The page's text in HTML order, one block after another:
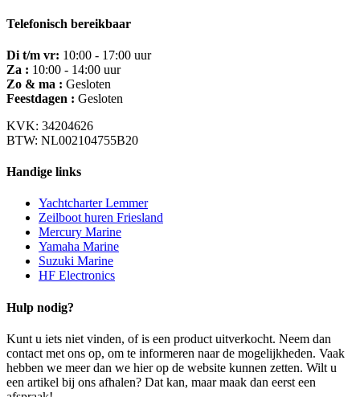
Telefonisch bereikbaar
Di t/m vr: 10:00 - 17:00 uur
Za : 10:00 - 14:00 uur
Zo & ma : Gesloten
Feestdagen : Gesloten
KVK: 34204626
BTW: NL002104755B20
Handige links
Yachtcharter Lemmer
Zeilboot huren Friesland
Mercury Marine
Yamaha Marine
Suzuki Marine
HF Electronics
Hulp nodig?
Kunt u iets niet vinden, of is een product uitverkocht. Neem dan
contact met ons op, om te informeren naar de mogelijkheden. Vaak
hebben we meer dan we hier op de website kunnen zetten. Wilt u
een artikel bij ons afhalen? Dat kan, maar maak dan eerst een